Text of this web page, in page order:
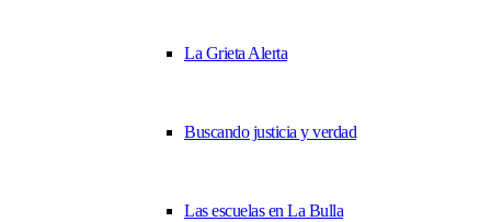
La Grieta Alerta
Buscando justicia y verdad
Las escuelas en La Bulla